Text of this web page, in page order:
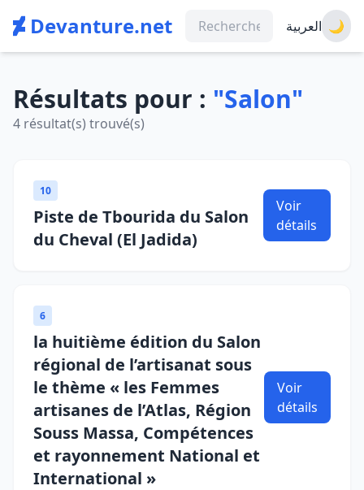
Devanture.net العربية 🌙
Résultats pour : "Salon"
4 résultat(s) trouvé(s)
10
Piste de Tbourida du Salon
du Cheval (El Jadida)
Voir
détails
6
la huitième édition du Salon
régional de l’artisanat sous
le thème « les Femmes
artisanes de l’Atlas, Région
Souss Massa, Compétences
et rayonnement National et
International »
Voir
détails